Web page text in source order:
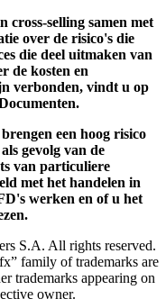
cross-selling samen met
over de risico's die
die deel uitmaken van
de kosten en
verbonden, vindt u op
een hoog risico
gevolg van de
van particuliere
met het handelen in
werken en of u het
S.A. All rights reserved.
family of trademarks are
trademarks appearing on
owner.